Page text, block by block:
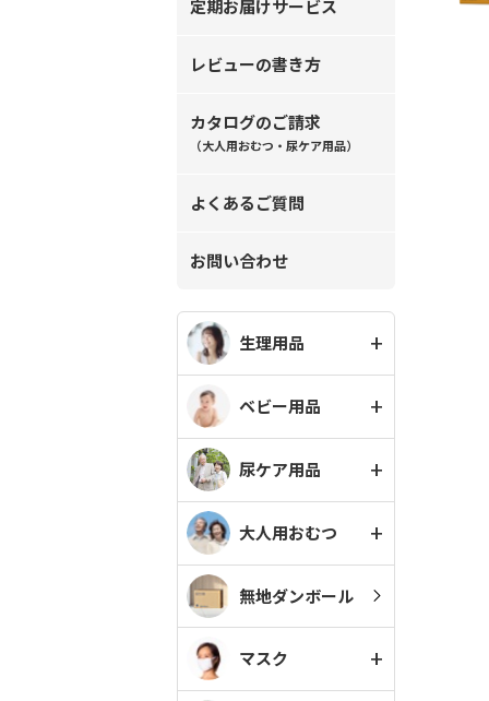
定期お届けサービス
レビューの書き方
カタログのご請求
（大人用おむつ・尿ケア用品）
よくあるご質問
お問い合わせ
生理用品
ベビー用品
尿ケア用品
大人用おむつ
無地ダンボール
マスク